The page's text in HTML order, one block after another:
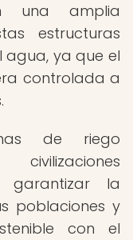
una amplia
estructuras
agua, ya que el
controlada a
de riego
garantizar la
poblaciones y
con el